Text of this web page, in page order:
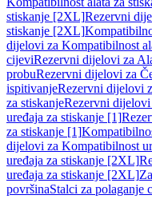
stiskanje [2XL]Rezervni
stiskanje [2XL]
dijelovi za Kompatibilnost
cijeviRezervni dijelovi za
probuRezervni dijelovi za
ispitivanjeRezervni dijelovi
za stiskanjeRezervni dijelovi
uređaja za stiskanje [1]
za stiskanje [1]
dijelovi za Kompatibilnost
uređaja za stiskanje [2XL]
uređaja za stiskanje [2XL]
površinaStalci za polaganje